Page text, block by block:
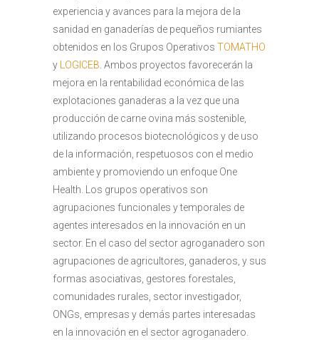
experiencia y avances para la mejora de la
sanidad en ganaderías de pequeños rumiantes
obtenidos en los Grupos Operativos TOMATHO
y
LOGICEB . Ambos proyectos favorecerán la
mejora en la rentabilidad económica de las
explotaciones ganaderas a la vez que una
producción de carne ovina más sostenible,
utilizando procesos biotecnológicos y de uso
de la información, respetuosos con el medio
ambiente y promoviendo un enfoque One
Health. Los grupos operativos son
agrupaciones funcionales y temporales de
agentes interesados en la innovación en un
sector. En el caso del sector agroganadero son
agrupaciones de agricultores, ganaderos, y sus
formas asociativas, gestores forestales,
comunidades rurales, sector investigador,
ONGs, empresas y demás partes interesadas
en la innovación en el sector agroganadero.